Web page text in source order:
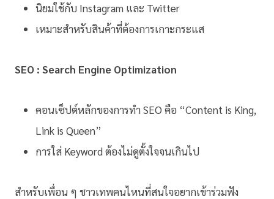
นิยมใช้กับ Instagram และ Twitter
เหมาะสำหรับสินค้าที่ต้องการเกาะกระแส
SEO : Search Engine Optimization
คอนเซ็ปต์หลักของการทำ SEO คือ “Content is King,
Link is Queen”
การใส่ Keyword ต้องไม่ดูตั้งใจจนเกินไป
สำหรับเพื่อน ๆ ชาวเทพคนไหนที่สนใจอยากเข้าร่วมฟัง